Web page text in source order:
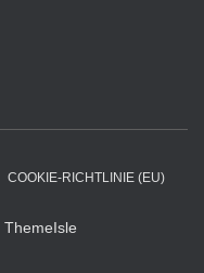
COOKIE-RICHTLINIE (EU)
ThemeIsle